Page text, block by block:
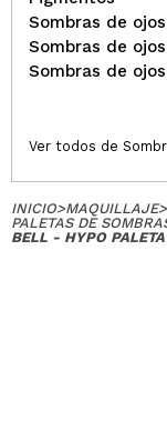
Sombras de
Sombras de
Sombras de
Ver todos de
INICIO>MAQUILLAJE>
PALETAS DE
BELL - HYPO